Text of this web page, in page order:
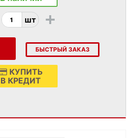
шт +
БЫСТРЫЙ ЗАКАЗ
КУПИТЬ
В КРЕДИТ